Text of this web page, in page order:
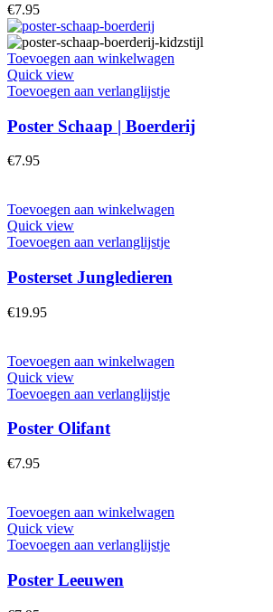
€7.95
Toevoegen aan winkelwagen
Quick view
Toevoegen aan verlanglijstje
Poster Schaap | Boerderij
€7.95
Toevoegen aan winkelwagen
Quick view
Toevoegen aan verlanglijstje
Posterset Jungledieren
€19.95
Toevoegen aan winkelwagen
Quick view
Toevoegen aan verlanglijstje
Poster Olifant
€7.95
Toevoegen aan winkelwagen
Quick view
Toevoegen aan verlanglijstje
Poster Leeuwen